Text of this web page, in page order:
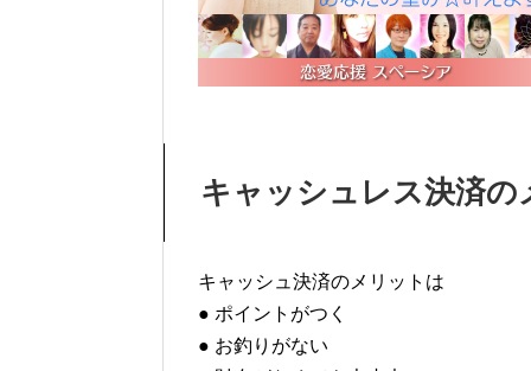
キャッシュレス決済の
キャッシュ決済のメリットは
● ポイントがつく
● お釣りがない